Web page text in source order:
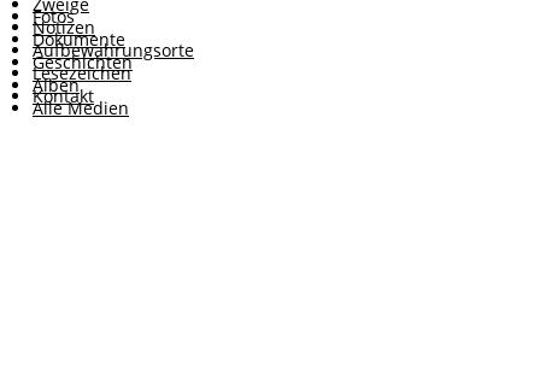
Fotos
Dokumente
Geschichten
Alben
Alle Medien
Notizen
Aufbewahrungsorte
Lesezeichen
Kontakt